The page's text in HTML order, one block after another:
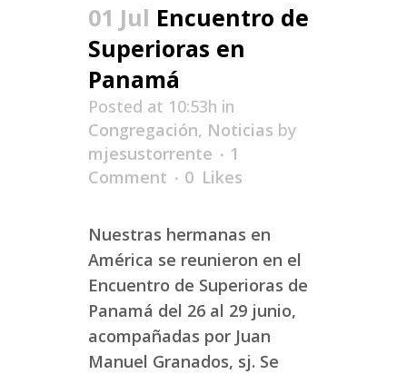
01 Jul Encuentro de
Superioras en
Panamá
Posted at 10:53h in
Congregación, Noticias by
mjesustorrente
1
Comment
0 Likes
Nuestras hermanas en
América se reunieron en el
Encuentro de Superioras de
Panamá del 26 al 29 junio,
acompañadas por Juan
Manuel Granados, sj. Se